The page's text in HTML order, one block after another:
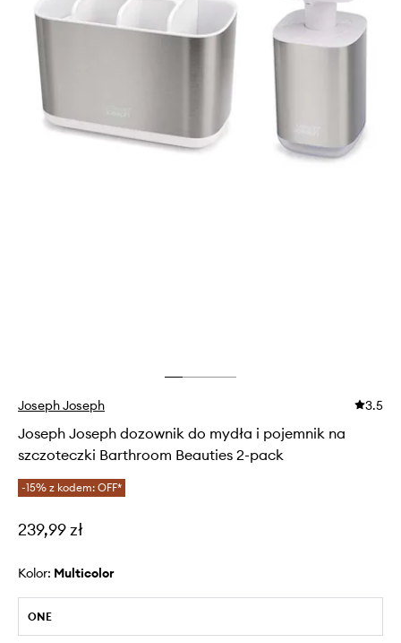
Joseph Joseph 3.5
Joseph Joseph dozownik do mydła i pojemnik na
szczoteczki Barthroom Beauties 2-pack
-15% z kodem: OFF*
239,99 zł
Kolor: multicolor
ONE